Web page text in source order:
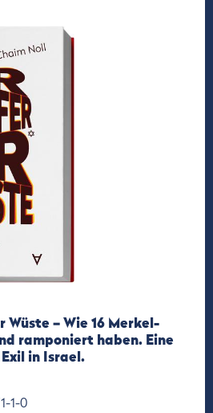
Wüste – Wie 16 Merkel-
ramponiert haben. Eine
in Israel.
1-0